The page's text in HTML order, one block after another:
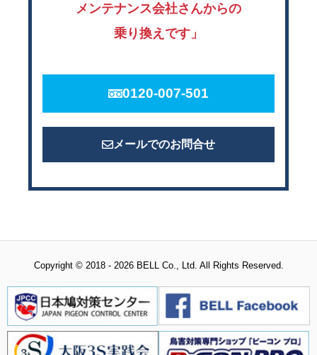
メンテナンス会社さんからの
乗り換えです」
0120-007-501
メールでのお問合せ
Copyright © 2018 - 2026 BELL Co., Ltd. All Rights Reserved.